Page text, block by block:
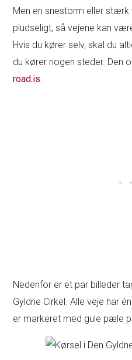
Men en snestorm eller
pludseligt, så vejene kan
Hvis du kører selv, skal du
du kører nogen steder. Den
road.is
Nedenfor er et par billeder
Gyldne Cirkel. Alle veje har
er markeret med gule pæle